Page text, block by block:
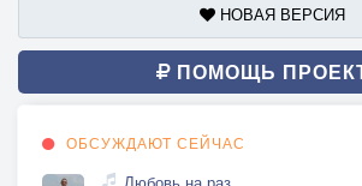
НОВАЯ ВЕРСИЯ
ПОМОЩЬ
ОБСУЖДАЮТ СЕЙЧАС